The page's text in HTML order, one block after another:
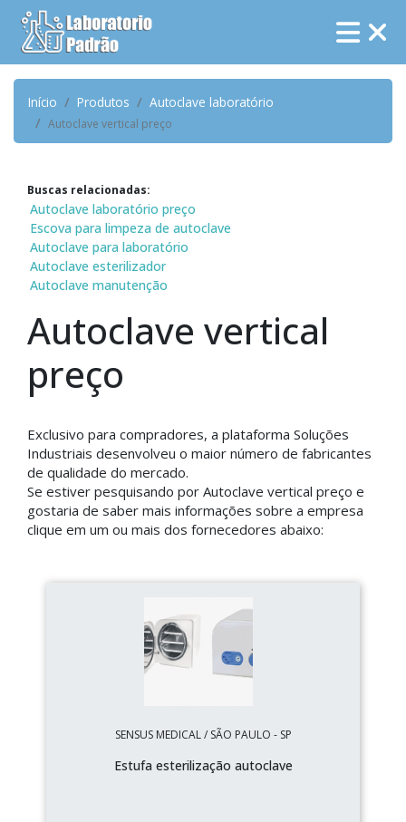
Início Produtos Autoclave laboratório
Autoclave vertical preço
Buscas relacionadas:
Autoclave laboratório preço
Escova para limpeza de autoclave
Autoclave para laboratório
Autoclave esterilizador
Autoclave manutenção
Autoclave vertical
preço
Exclusivo para compradores, a plataforma Soluções
Industriais desenvolveu o maior número de fabricantes
de qualidade do mercado.
Se estiver pesquisando por Autoclave vertical preço e
gostaria de saber mais informações sobre a empresa
clique em um ou mais dos fornecedores abaixo:
SENSUS MEDICAL / SÃO PAULO - SP
Estufa esterilização autoclave